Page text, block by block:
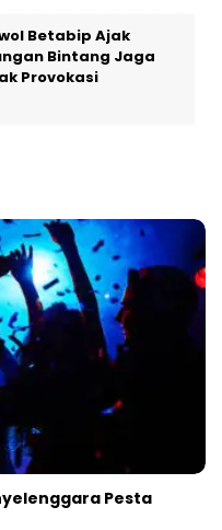
Betabip Ajak
Bintang Jaga
Provokasi
Pesta